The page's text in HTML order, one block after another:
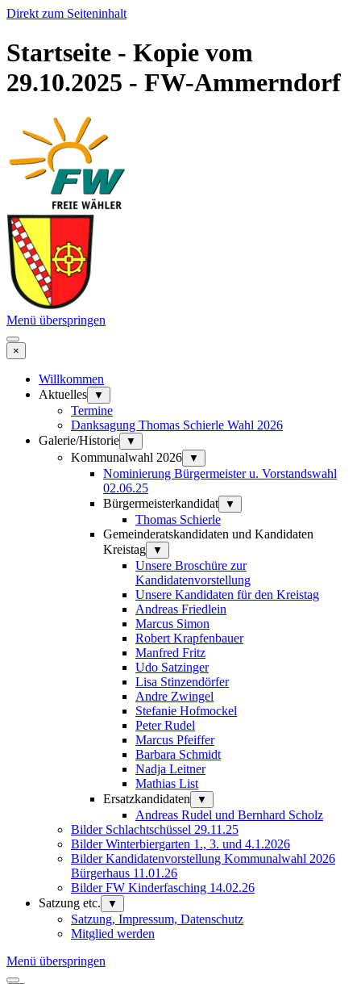
Direkt zum Seiteninhalt
Startseite - Kopie vom
29.10.2025 - FW-Ammerndorf
Menü überspringen
×
Willkommen
Aktuelles
▼
Termine
Danksagung Thomas Schierle Wahl 2026
Galerie/Historie
▼
Kommunalwahl 2026 ▼
Nominierung Bürgermeister u. Vorstandswahl
02.06.25
Bürgermeisterkandidat
▼
Thomas Schierle
Gemeinderatskandidaten und Kandidaten
Kreistag
▼
Unsere Broschüre zur
Kandidatenvorstellung
Unsere Kandidaten für den Kreistag
Andreas Friedlein
Marcus Simon
Robert Krapfenbauer
Manfred Fritz
Udo Satzinger
Lisa Stinzendörfer
Andre Zwingel
Stefanie Hofmockel
Peter Rudel
Marcus Pfeiffer
Barbara Schmidt
Nadja Leitner
Mathias List
Ersatzkandidaten
▼
Andreas Rudel und Bernhard Scholz
Bilder Schlachtschüssel 29.11.25
Bilder Winterbiergarten 1., 3. und 4.1.2026
Bilder Kandidatenvorstellung Kommunalwahl 2026
Bürgerhaus 11.01.26
Bilder FW Kinderfasching 14.02.26
Satzung etc.
▼
Satzung, Impressum, Datenschutz
Mitglied werden
Menü überspringen